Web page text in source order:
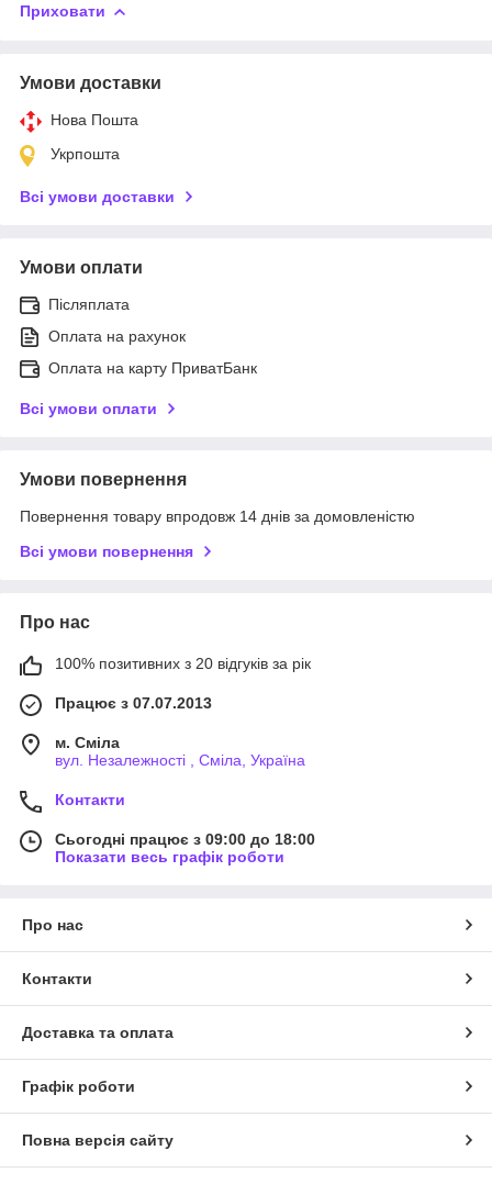
Приховати
Умови доставки
Нова Пошта
Укрпошта
Всі умови доставки
Умови оплати
Післяплата
Оплата на рахунок
Оплата на карту ПриватБанк
Всі умови оплати
Умови повернення
Повернення товару впродовж 14 днів за домовленістю
Всі умови повернення
Про нас
100% позитивних з 20 відгуків за рік
Працює з 07.07.2013
м. Сміла
вул. Незалежності , Сміла, Україна
Контакти
Сьогодні працює з 09:00 до 18:00
Показати весь графік роботи
Про нас
Контакти
Доставка та оплата
Графік роботи
Повна версія сайту